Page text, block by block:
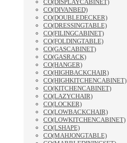
CO(DISPLAYCABINET)
CO(DIVANBED)
CO(DOUBLEDECKER)
CO(DRESSINGTABLE)
CO(FILINGCABINET)
CO(FOLDINGTABLE)
CO(GASCABINET)
CO(GASRACK)
CO(HANGER)
CO(HIGHBACKCHAIR)
CO(HIGHKITCHENCABINET)
CO(KITCHENCABINET)
CO(LAZYCHAIR)
CO(LOCKER)
CO(LOWBACKCHAIR)
CO(LOWKITCHENCABINET)
CO(LSHAPE)
CO(MAHJONGTABLE)